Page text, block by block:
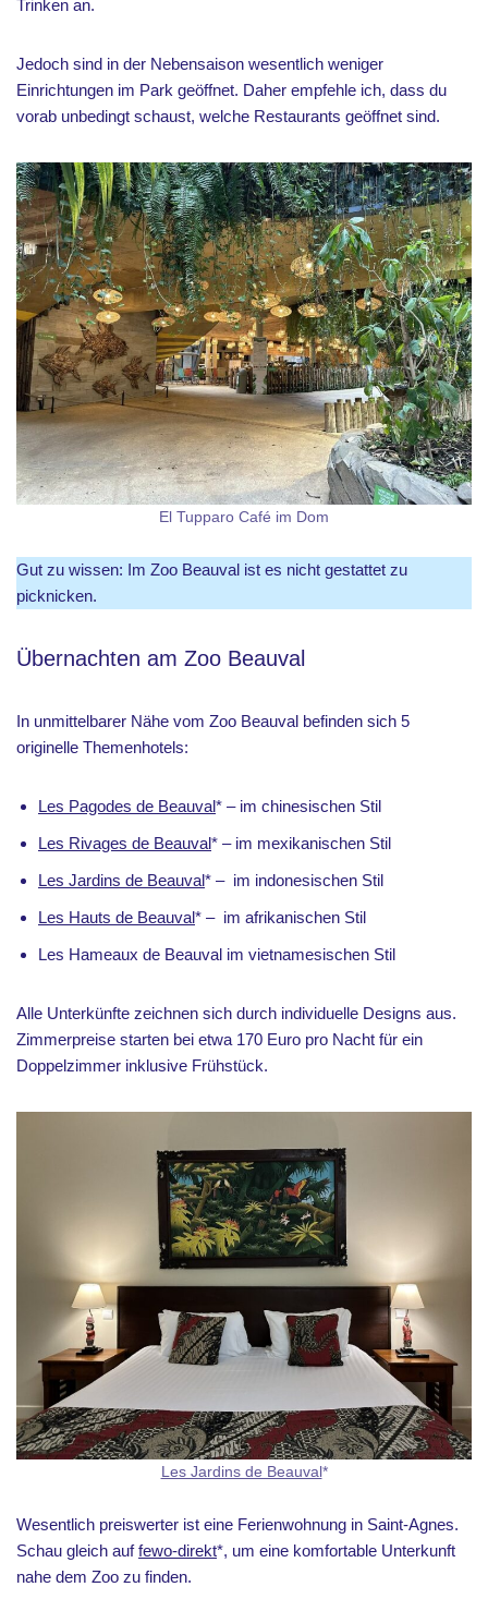
Trinken an.
Jedoch sind in der Nebensaison wesentlich weniger
Einrichtungen im Park geöffnet. Daher empfehle ich, dass du
vorab unbedingt schaust, welche Restaurants geöffnet sind.
El Tupparo Café im Dom
Gut zu wissen: Im Zoo Beauval ist es nicht gestattet zu
picknicken.
Übernachten am Zoo Beauval
In unmittelbarer Nähe vom Zoo Beauval befinden sich 5
originelle Themenhotels:
Les Pagodes de Beauval* – im chinesischen Stil
Les Rivages de Beauval* – im mexikanischen Stil
Les Jardins de Beauval* – im indonesischen Stil
Les Hauts de Beauval* – im afrikanischen Stil
Les Hameaux de Beauval im vietnamesischen Stil
Alle Unterkünfte zeichnen sich durch individuelle Designs aus.
Zimmerpreise starten bei etwa 170 Euro pro Nacht für ein
Doppelzimmer inklusive Frühstück.
Les Jardins de Beauval *
Wesentlich preiswerter ist eine Ferienwohnung in Saint-Agnes.
Schau gleich auffewo-direkt*, um eine komfortable Unterkunft
nahe dem Zoo zu finden.